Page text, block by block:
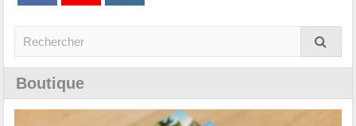
Boutique